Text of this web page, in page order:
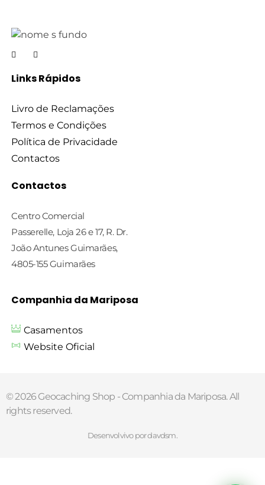
Links Rápidos
Livro de Reclamações
Termos e Condições
Política de Privacidade
Contactos
Contactos
Centro Comercial
Passerelle, Loja 26 e 17, R. Dr.
João Antunes Guimarães,
4805-155 Guimarães
Companhia da Mariposa
Casamentos
Website Oficial
© 2026 Geocaching Shop - Companhia da Mariposa. All
rights reserved.
Desenvolvivo por davdsm.